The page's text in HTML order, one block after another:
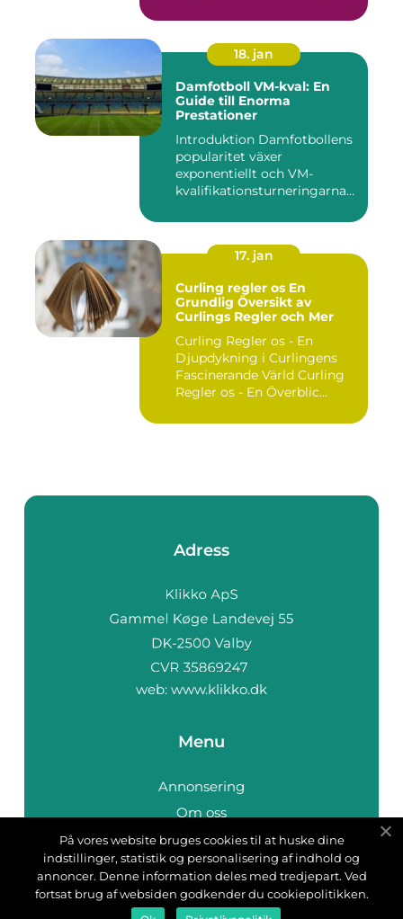
18. jan
Damfotboll VM-kval: En
Guide till Enorma
Prestationer
Introduktion Damfotbollens
popularitet växer
exponentiellt och VM-
kvalifikationsturneringarna
17. jan
Curling regler os En
Grundlig Översikt av
Curlings Regler och Mer
Curling Regler os - En
Djupdykning i Curlingens
Fascinerande Värld Curling
Regler os - En Överblic...
Adress
web: www.klikko.dk
Menu
Annonsering
Om oss
Cookies
Kontakta oss
Sitemap
På vores website bruges cookies til at huske dine
indstillinger, statistik og personalisering af indhold og
annoncer. Denne information deles med tredjepart. Ved
fortsat brug af websiden godkender du cookiepolitikken.